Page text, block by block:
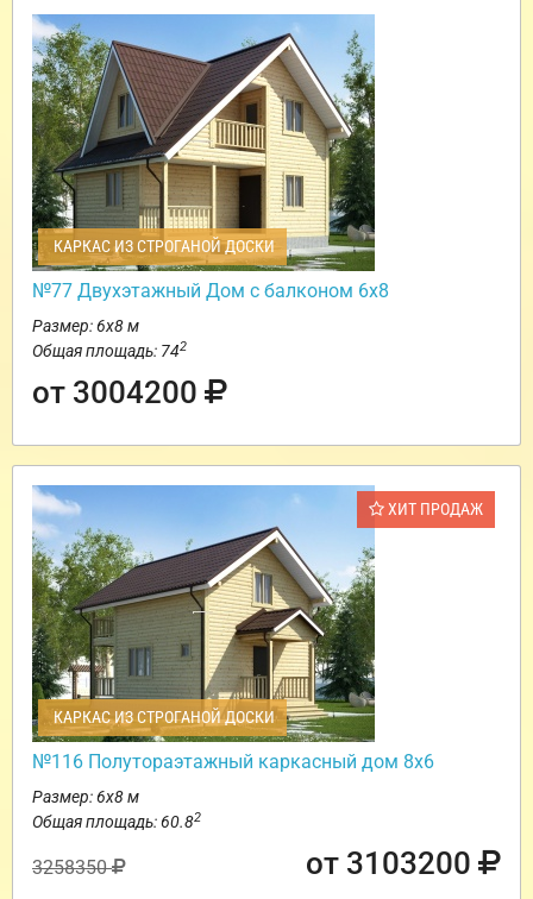
КАРКАС ИЗ СТРОГАНОЙ ДОСКИ
№77 Двухэтажный Дом с балконом 6х8
Размер: 6х8 м
Общая площадь: 742
от 3004200
ХИТ ПРОДАЖ
КАРКАС ИЗ СТРОГАНОЙ ДОСКИ
№116 Полутораэтажный каркасный дом 8х6
Размер: 6х8 м
Общая площадь: 60.82
3258350 от 3103200